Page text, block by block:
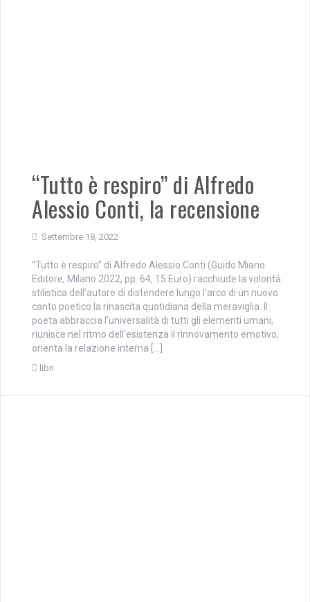
“Tutto è respiro” di Alfredo
Alessio Conti, la recensione
Settembre 18, 2022
“Tutto è respiro” di Alfredo Alessio Conti (Guido Miano
Editore, Milano 2022, pp. 64, 15 Euro) racchiude la volontà
stilistica dell’autore di distendere lungo l’arco di un nuovo
canto poetico la rinascita quotidiana della meraviglia. Il
poeta abbraccia l’universalità di tutti gli elementi umani,
riunisce nel ritmo dell’esistenza il rinnovamento emotivo,
orienta la relazione interna […]
libri